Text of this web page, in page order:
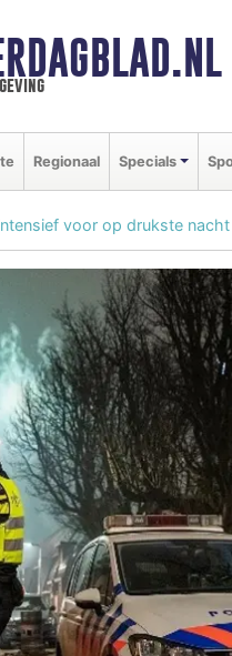
Regionaal Specials
voor op drukste